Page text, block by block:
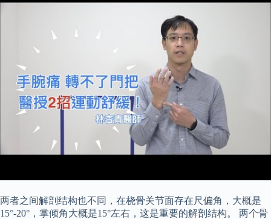
两者之间解剖结构也不同，在桡骨关节面存在尺偏角，大概是
15°-20°，掌倾角大概是15°左右，这是重要的解剖结构。 两个骨